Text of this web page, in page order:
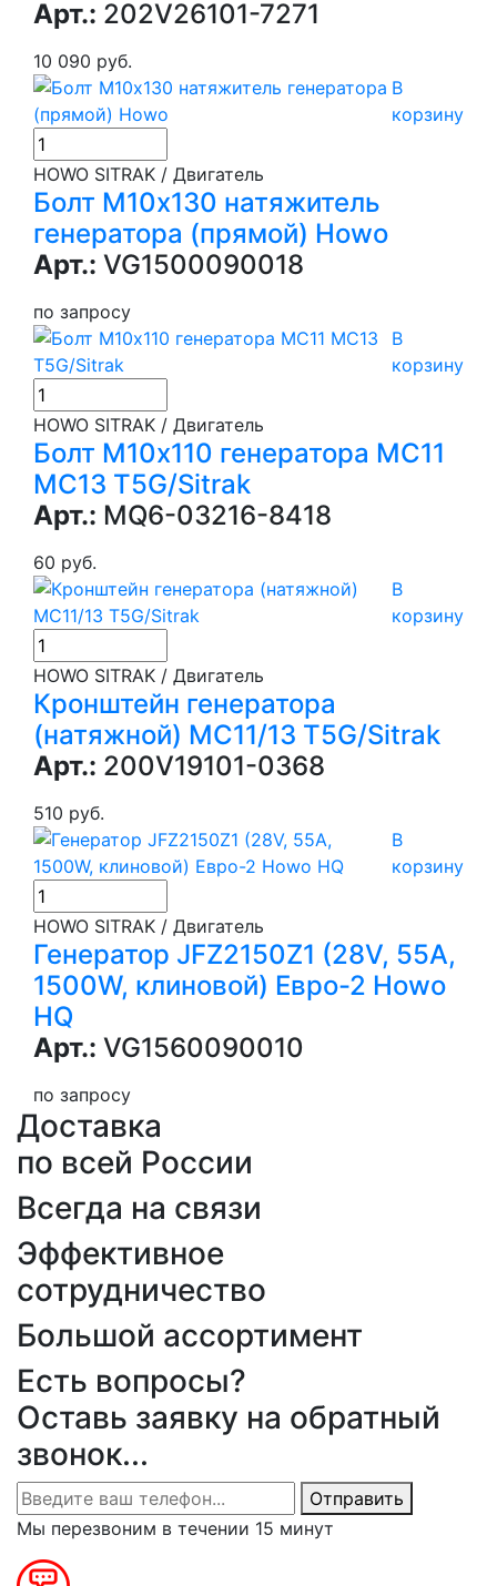
Арт.: 202V26101-7271
10 090 руб.
В
корзину
HOWO SITRAK / Двигатель
Болт М10х130 натяжитель
генератора (прямой) Howo
Арт.: VG1500090018
по запросу
В
корзину
HOWO SITRAK / Двигатель
Болт М10х110 генератора МС11
MC13 T5G/Sitrak
Арт.: MQ6-03216-8418
60 руб.
В
корзину
HOWO SITRAK / Двигатель
Кронштейн генератора
(натяжной) МС11/13 T5G/Sitrak
Арт.: 200V19101-0368
510 руб.
В
корзину
HOWO SITRAK / Двигатель
Генератор JFZ2150Z1 (28V, 55A,
1500W, клиновой) Евро-2 Howo
HQ
Арт.: VG1560090010
по запросу
Доставка
по всей России
Всегда на связи
Эффективное
сотрудничество
Большой ассортимент
Есть вопросы?
Оставь заявку на обратный
звонок...
Отправить
Мы перезвоним в течении 15 минут